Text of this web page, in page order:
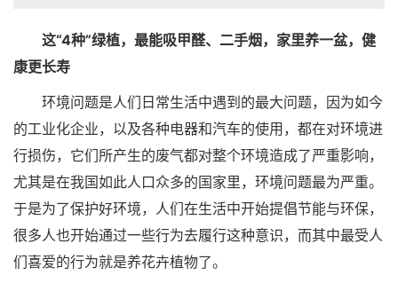
这“4种”绿植，最能吸甲醛、二手烟，家里养一盆，健
康更长寿
环境问题是人们日常生活中遇到的最大问题，因为如今
的工业化企业，以及各种电器和汽车的使用，都在对环境进
行损伤，它们所产生的废气都对整个环境造成了严重影响，
尤其是在我国如此人口众多的国家里，环境问题最为严重。
于是为了保护好环境，人们在生活中开始提倡节能与环保，
很多人也开始通过一些行为去履行这种意识，而其中最受人
们喜爱的行为就是养花卉植物了。